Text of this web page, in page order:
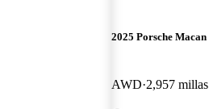
2025 Porsche Macan
AWD 2,957 millas